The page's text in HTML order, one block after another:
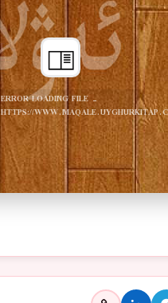
ERROR LOADING FILE -
HTTPS://